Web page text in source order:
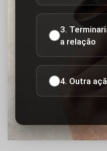
3.
a relação
4. Outra